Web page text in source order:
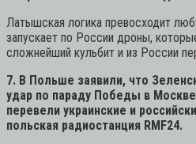
Латышская логика превосходит
запускает по России дроны,
сложнейший кульбит и из России
7. В Польше заявили, что
удар по параду Победы в
перевели украинские и
польская радиостанция RMF24.